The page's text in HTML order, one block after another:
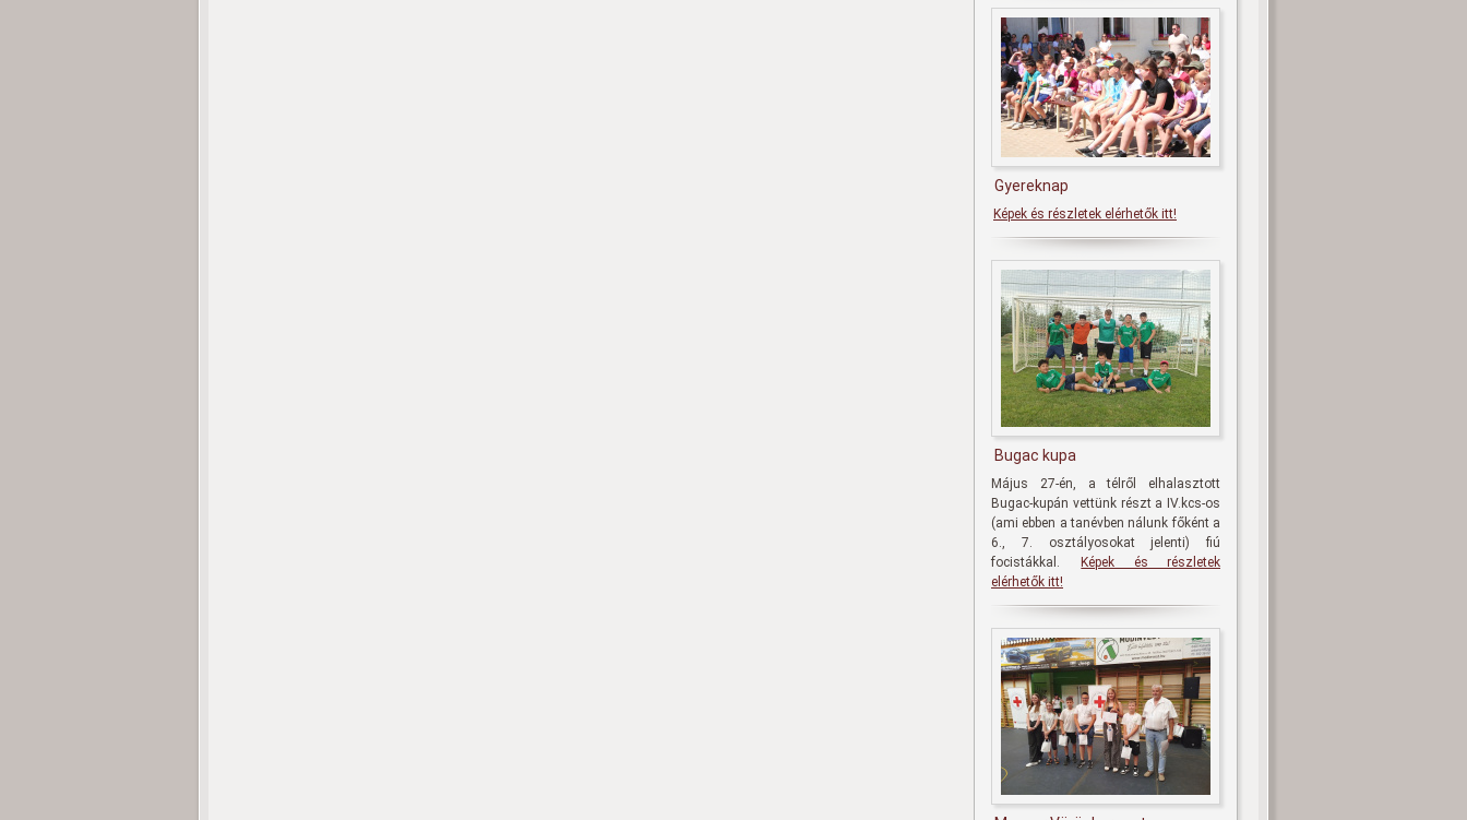
Gyereknap
Képek és részletek elérhetők itt!
Bugac kupa
Május 27-én, a télről elhalasztott
Bugac-kupán vettünk részt a IV.kcs-os
(ami ebben a tanévben nálunk főként a
6., 7. osztályosokat jelenti) fiú
focistákkal.
Képek és részletek
elérhetők itt!